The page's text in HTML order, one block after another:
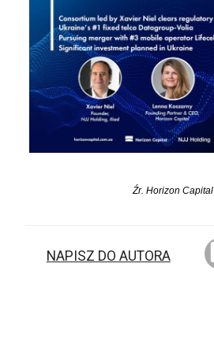
Źr. Horizon Capital
NAPISZ DO AUTORA